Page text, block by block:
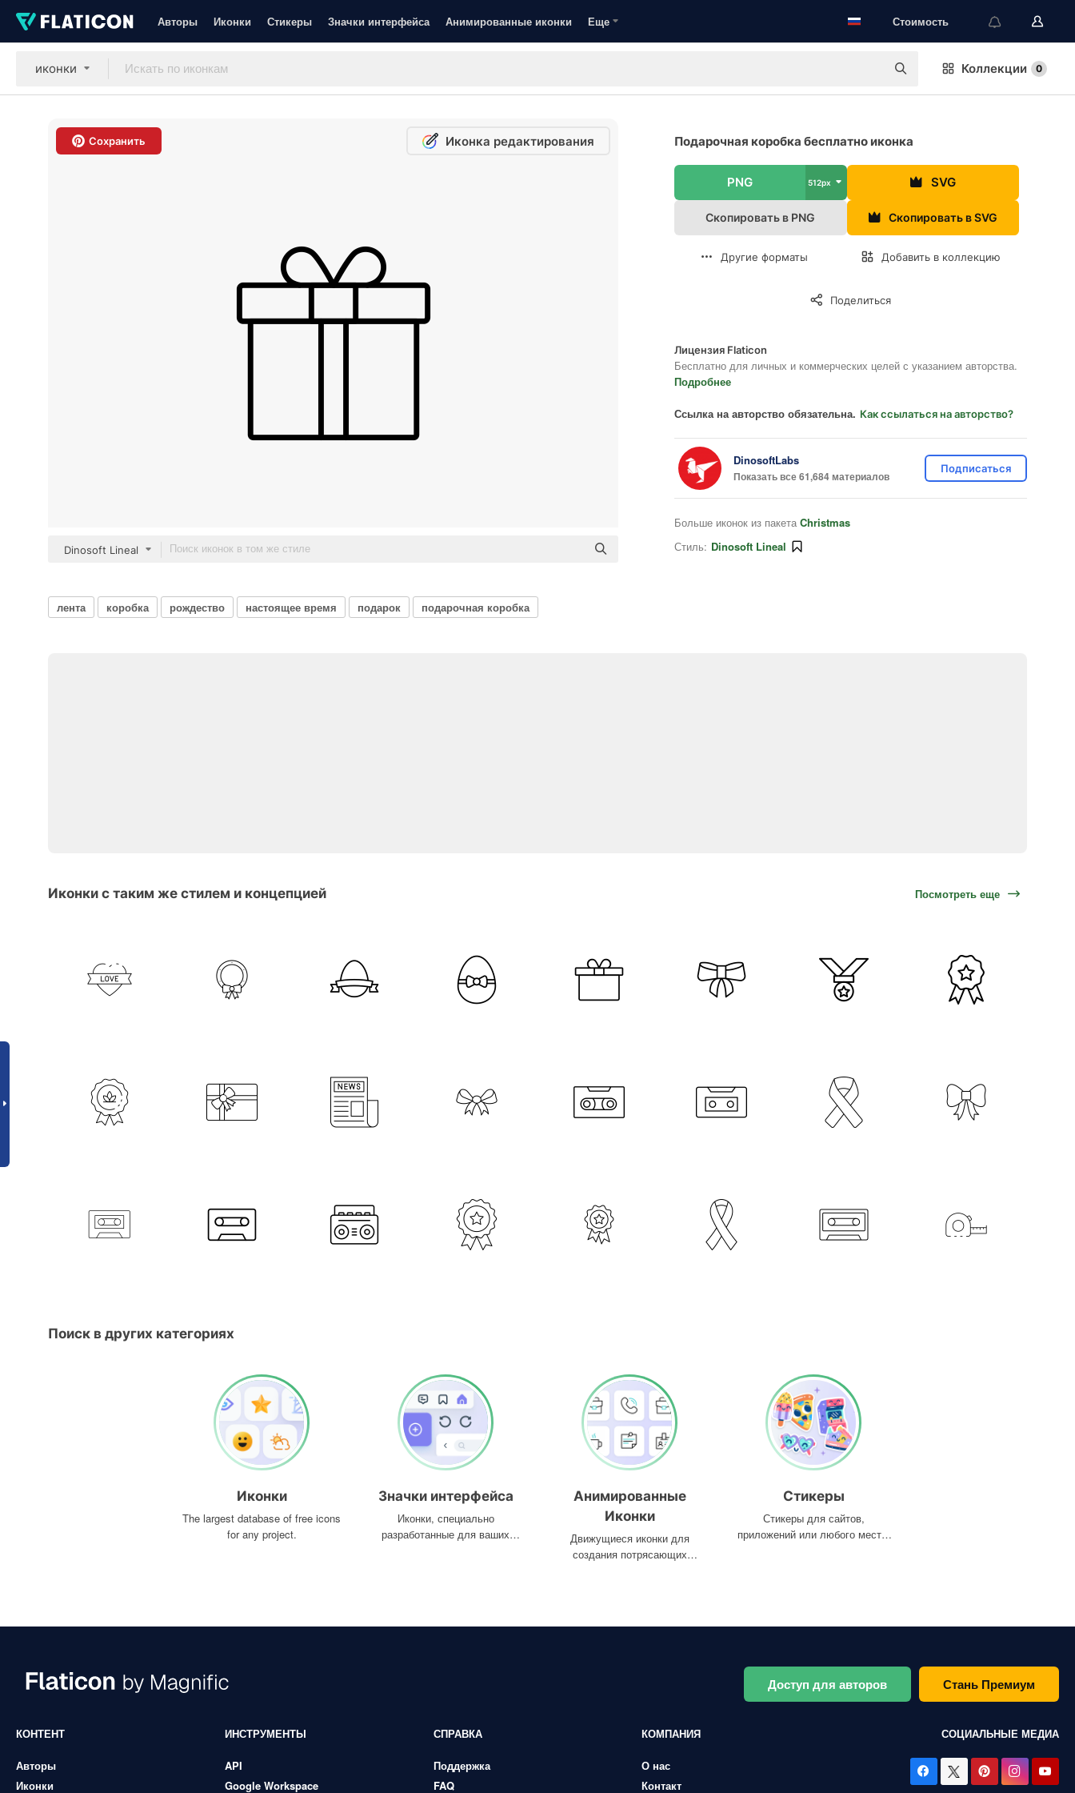
Авторы Иконки Стикеры Значки интерфейса Анимированные иконки Еще Стоимость
иконки Коллекции 0
Сохранить Иконка редактирования
Dinosoft Lineal
Подарочная коробка бесплатно иконка
PNG 512px SVG
Скопировать в PNG Скопировать в SVG
Другие форматы Добавить в коллекцию
Поделиться
Лицензия Flaticon
Бесплатно для личных и коммерческих целей с указанием авторства.
Подробнее
Ссылка на авторство обязательна. Как ссылаться на авторство?
DinosoftLabs
Показать все 61,684 материалов
Подписаться
Больше иконок из пакета Christmas
Стиль: Dinosoft Lineal
лента коробка рождество настоящее время подарок подарочная коробка
Иконки с таким же стилем и концепцией Посмотреть еще
Поиск в других категориях
Иконки
The largest database of free icons
for any project.
Значки интерфейса
Иконки, специально
разработанные для ваших
Анимированные
Иконки
Движущиеся иконки для
создания потрясающих
Стикеры
Стикеры для сайтов,
приложений или любого места,
Доступ для авторов Стань Премиум
КОНТЕНТ
Авторы
Иконки
ИНСТРУМЕНТЫ
API
Google Workspace
СПРАВКА
Поддержка
FAQ
КОМПАНИЯ
О нас
Контакт
СОЦИАЛЬНЫЕ МЕДИА